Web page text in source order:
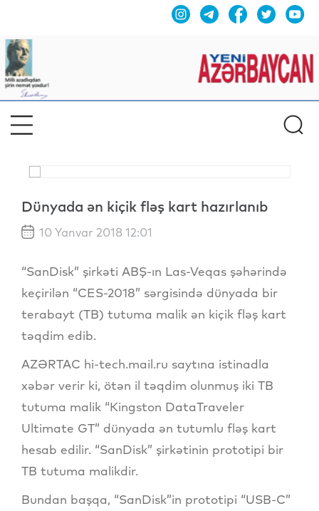
Dünyada ən kiçik fləş kart hazırlanıb
10 Yanvar 2018 12:01
“SanDisk” şirkəti ABŞ-ın Las-Veqas şəhərində
keçirilən “CES-2018” sərgisində dünyada bir
terabayt (TB) tutuma malik ən kiçik fləş kart
təqdim edib.
AZƏRTAC hi-tech.mail.ru saytına istinadla
xəbər verir ki, ötən il təqdim olunmuş iki TB
tutuma malik “Kingston DataTraveler
Ultimate GT” dünyada ən tutumlu fləş kart
hesab edilir. “SanDisk” şirkətinin prototipi bir
TB tutuma malikdir.
Bundan başqa, “SanDisk”in prototipi “USB-C”